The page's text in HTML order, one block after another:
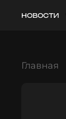
НОВОСТИ
Главная